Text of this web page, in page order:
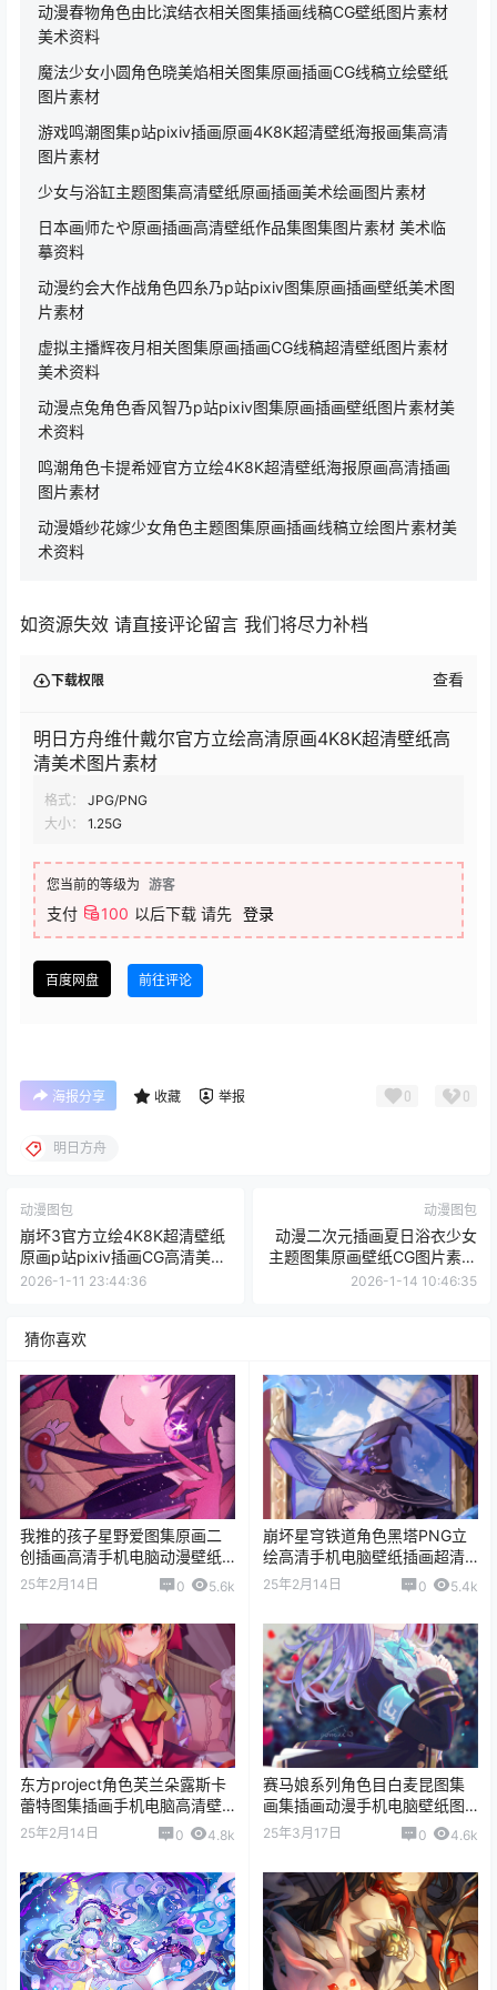
动漫春物角色由比滨结衣相关图集插画线稿CG壁纸图片素材
美术资料
魔法少女小圆角色晓美焰相关图集原画插画CG线稿立绘壁纸
图片素材
游戏鸣潮图集p站pixiv插画原画4K8K超清壁纸海报画集高清
图片素材
少女与浴缸主题图集高清壁纸原画插画美术绘画图片素材
日本画师たや原画插画高清壁纸作品集图集图片素材 美术临
摹资料
动漫约会大作战角色四糸乃p站pixiv图集原画插画壁纸美术图
片素材
虚拟主播辉夜月相关图集原画插画CG线稿超清壁纸图片素材
美术资料
动漫点兔角色香风智乃p站pixiv图集原画插画壁纸图片素材美
术资料
鸣潮角色卡提希娅官方立绘4K8K超清壁纸海报原画高清插画
图片素材
动漫婚纱花嫁少女角色主题图集原画插画线稿立绘图片素材美
术资料
如资源失效 请直接评论留言 我们将尽力补档
下载权限 查看
明日方舟维什戴尔官方立绘高清原画4K8K超清壁纸高
清美术图片素材
格式：
JPG/PNG
大小：
1.25G
您当前的等级为 游客
支付 100 以后下载 请先 登录
百度网盘 前往评论
海报分享 收藏 举报 0 0
明日方舟
动漫图包
崩坏3官方立绘4K8K超清壁纸
原画p站pixiv插画CG高清美术
图片
2026-1-11 23:44:36
动漫图包
动漫二次元插画夏日浴衣少女
主题图集原画壁纸CG图片素材
美术资料
2026-1-14 10:46:35
猜你喜欢
我推的孩子星野爱图集原画二
创插画高清手机电脑动漫壁纸
图片素材
25年2月14日 0 5.6k
崩坏星穹铁道角色黑塔PNG立
绘高清手机电脑壁纸插画超清
图片素材
25年2月14日 0 5.4k
东方project角色芙兰朵露斯卡
蕾特图集插画手机电脑高清壁
纸素材
25年2月14日 0 4.8k
赛马娘系列角色目白麦昆图集
画集插画动漫手机电脑壁纸图
片素材
25年3月17日 0 4.6k